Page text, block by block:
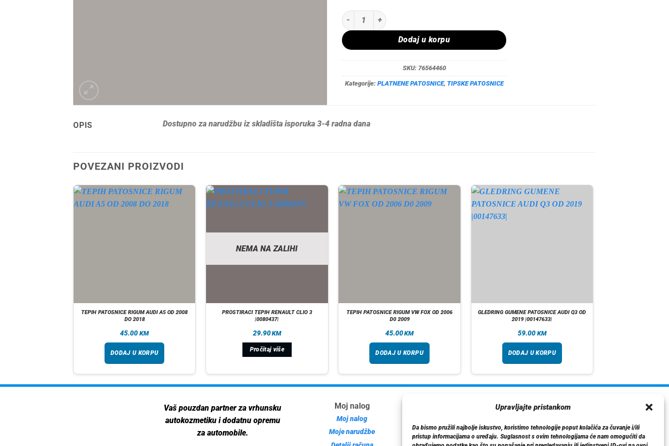
Upravljajte pristankom
Da bismo pružili najbolje iskustvo, koristimo tehnologije poput kolačića za čuvanje i/ili
pristup informacijama o uređaju. Suglasnost s ovim tehnologijama će nam omogućiti da
TEPIH PATOSNICE RIGUM BMW X1 E84 OD 2009 količina
Dodaj u korpu
SKU: 76564460
Kategorije: PLATNENE PATOSNICE, TIPSKE PATOSNICE
OPIS Dostupno za narudžbu iz skladišta isporuka 3-4 radna dana
POVEZANI PROIZVODI
TEPIH PATOSNICE RIGUM AUDI A5 OD 2008
DO 2018
45.00 KM
DODAJ U KORPU
NEMA NA ZALIHI
PROSTIRACI TEPIH RENAULT CLIO 3
|0080437|
29.90KM
Pročitaj više
TEPIH PATOSNICE RIGUM VW FOX OD 2006
D0 2009
45.00KM
DODAJ U KORPU
GLEDRING GUMENE PATOSNICE AUDI Q3 OD
2019 |00147633|
59.00 KM
DODAJ U KORPU
Vaš pouzdan partner za vrhunsku
autokozmetiku i dodatnu opremu
za automobile.
Moj nalog
Moj nalog
Moje narudžbe
Dostava